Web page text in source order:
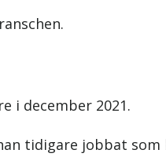
i december 2021.
tidigare jobbat